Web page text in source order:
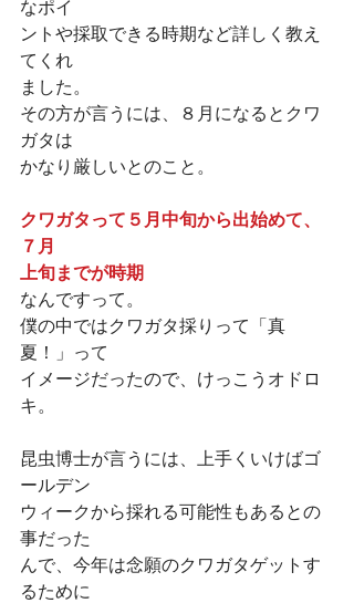
なポイ
ントや採取できる時期など詳しく教え
てくれ
ました。
その方が言うには、８月になるとクワ
ガタは
かなり厳しいとのこと。
クワガタって５月中旬から出始めて、
７月
上旬までが時期
なんですって。
僕の中ではクワガタ採りって「真
夏！」って
イメージだったので、けっこうオドロ
キ。
昆虫博士が言うには、上手くいけばゴ
ールデン
ウィークから採れる可能性もあるとの
事だった
んで、今年は念願のクワガタゲットす
るために